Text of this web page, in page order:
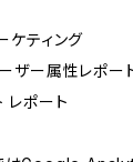
ティング
ー属性レポー
レポート